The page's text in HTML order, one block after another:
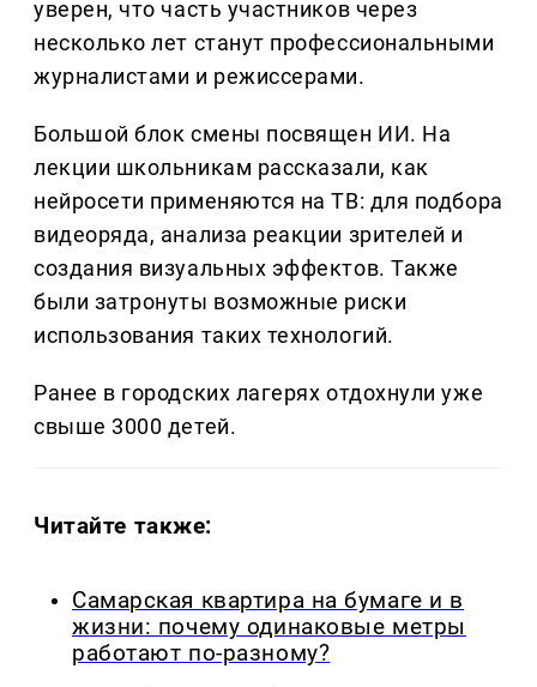
уверен, что часть участников через
несколько лет станут профессиональными
журналистами и режиссерами.
Большой блок смены посвящен ИИ. На
лекции школьникам рассказали, как
нейросети применяются на ТВ: для подбора
видеоряда, анализа реакции зрителей и
создания визуальных эффектов. Также
были затронуты возможные риски
использования таких технологий.
Ранее в городских лагерях отдохнули уже
свыше 3000 детей.
Читайте также:
Самарская квартира на бумаге и в
жизни: почему одинаковые метры
работают по-разному?